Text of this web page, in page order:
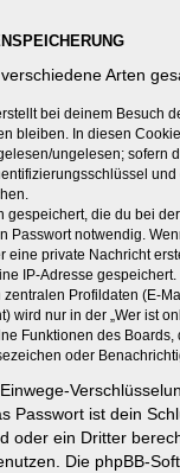
Arten
bei deinem Besuch
bleiben. In diesen
ungelesen; sofern
gespeichert, die du bei
Passwort notwendig.
eine private Nachricht
IP-Adresse
Profildaten (E-
wird nur in der „Wer ist
Funktionen des
oder
Passwort ist dein
oder ein Dritter
Die phpBB-